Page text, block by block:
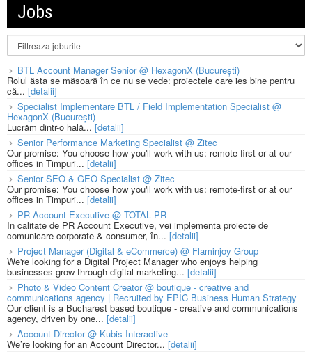
Jobs
BTL Account Manager Senior @ HexagonX (București)
Rolul ăsta se măsoară în ce nu se vede: proiectele care ies bine pentru
că... [detalii]
Specialist Implementare BTL / Field Implementation Specialist @
HexagonX (București)
Lucrăm dintr-o hală...[detalii]
Senior Performance Marketing Specialist @ Zitec
Our promise: You choose how you'll work with us: remote-first or at our
offices in Timpuri... [detalii]
Senior SEO & GEO Specialist @ Zitec
Our promise: You choose how you'll work with us: remote-first or at our
offices in Timpuri... [detalii]
PR Account Executive @ TOTAL PR
În calitate de PR Account Executive, vei implementa proiecte de
comunicare corporate & consumer, în... [detalii]
Project Manager (Digital & eCommerce) @ Flaminjoy Group
We're looking for a Digital Project Manager who enjoys helping
businesses grow through digital marketing... [detalii]
Photo & Video Content Creator @ boutique - creative and
communications agency | Recruited by EPIC Business Human Strategy
Our client is a Bucharest based boutique - creative and communications
agency, driven by one... [detalii]
Account Director @ Kubis Interactive
We’re looking for an Account Director... [detalii]